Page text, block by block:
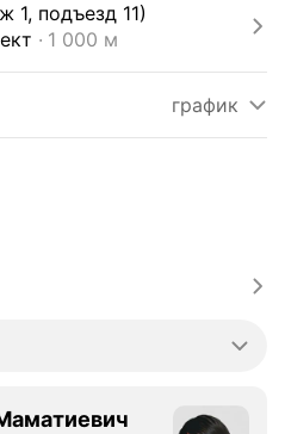
1, подъезд 11)
Расстояние 1 000 м
1 000 м
график